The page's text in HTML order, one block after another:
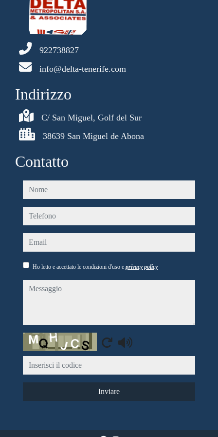
922738827
info@delta-tenerife.com
Indirizzo
C/ San Miguel, Golf del Sur
38639 San Miguel de Abona
Contatto
nome
telefono
email
Ho letto e accettato le condizioni d'uso e privacy policy
messaggio
Captcha
Inviare